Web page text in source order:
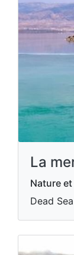
La
Nature
Dead Sea